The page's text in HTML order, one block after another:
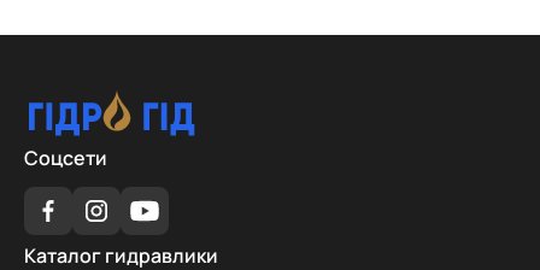
Соцсети
Каталог
Каталог гидравлики